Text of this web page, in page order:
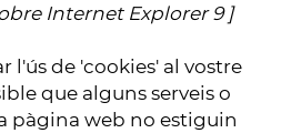
Internet Explorer 9]
l'ús de 'cookies' al vostre
que alguns serveis o
pàgina web no estiguin